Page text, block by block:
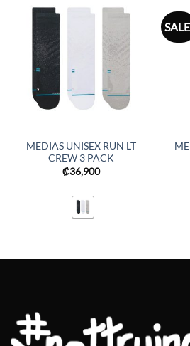
MEDIAS UNISEX RUN LT
CREW 3 PACK
₡36,900